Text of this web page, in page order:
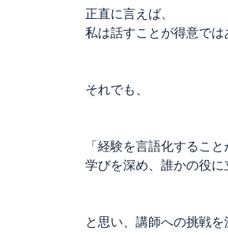
正直に言えば、
私は話すことが得意では
それでも、
「経験を言語化するこ
学びを深め、誰かの役に
と思い、講師への挑戦を